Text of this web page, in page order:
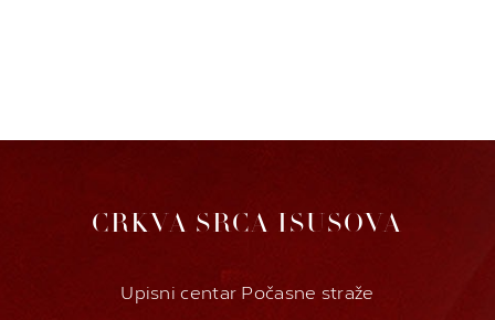
CRKVA SRCA ISUSOVA
Upisni centar Počasne straže